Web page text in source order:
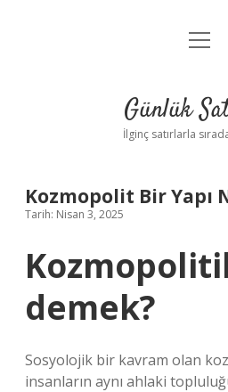
Anasayfa
Yasal
Günlük
İlginç satırlarla
Kozmopolit Bir Yapı
Tarih: Nisan 3, 2025
demek?
Sosyolojik bir kavram olan
insanların aynı ahlaki